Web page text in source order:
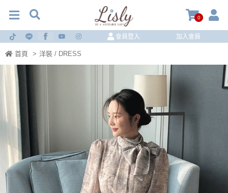
0
會員登入 加入會員
首頁 > 洋裝 / DRESS